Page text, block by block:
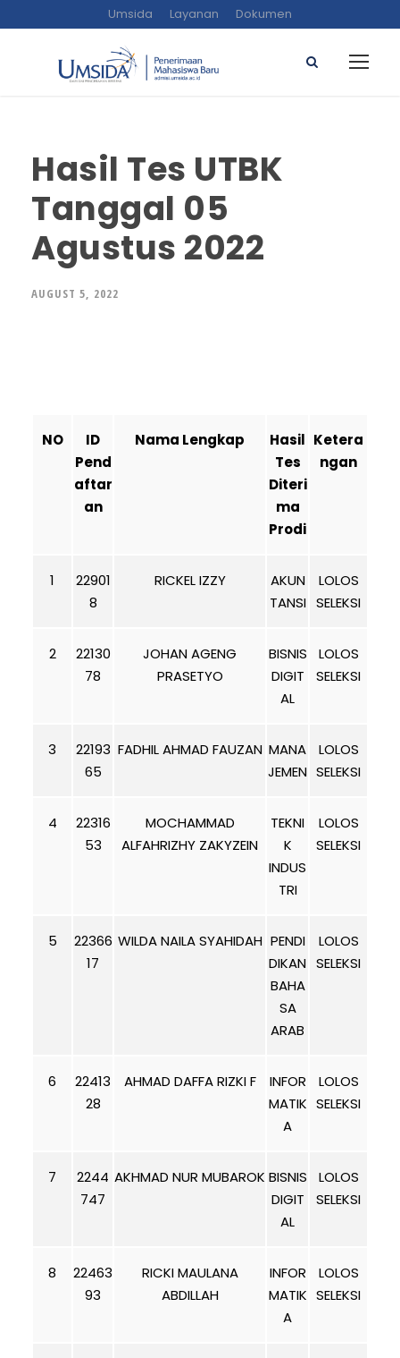
Umsida Layanan Dokumen
Hasil Tes UTBK
Tanggal 05
Agustus 2022
AUGUST 5, 2022
NO
ID
Pend
aftar
an
Nama Lengkap
Hasil
Tes
Diteri
ma
Prodi
Ketera
ngan
1
22901
8
RICKEL IZZY
AKUN
TANSI
LOLOS
SELEKSI
2
22130
78
JOHAN AGENG
PRASETYO
BISNIS
DIGIT
AL
LOLOS
SELEKSI
3
22193
65
FADHIL AHMAD FAUZAN MANA
JEMEN
LOLOS
SELEKSI
4
22316
53
MOCHAMMAD
ALFAHRIZHY ZAKYZEIN
TEKNI
K
INDUS
TRI
LOLOS
SELEKSI
5
22366
17
WILDA NAILA SYAHIDAH PENDI
DIKAN
BAHA
SA
ARAB
LOLOS
SELEKSI
6
22413
28
AHMAD DAFFA RIZKI F
INFOR
MATIK
A
LOLOS
SELEKSI
7
2244
747
AKHMAD NUR MUBAROK BISNIS
DIGIT
AL
LOLOS
SELEKSI
8
22463
93
RICKI MAULANA
ABDILLAH
INFOR
MATIK
A
LOLOS
SELEKSI